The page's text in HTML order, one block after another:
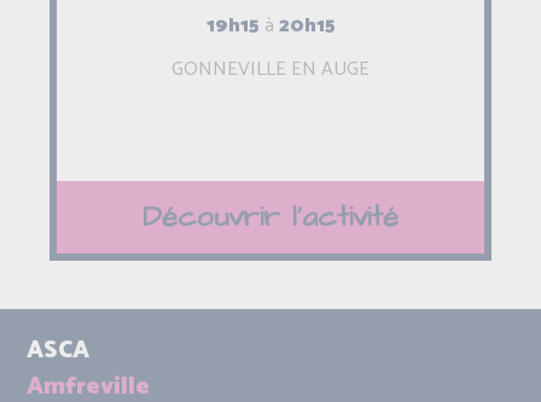
19h15 à20h15
GONNEVILLE EN AUGE
Découvrir l'activité
ASCA
Amfreville